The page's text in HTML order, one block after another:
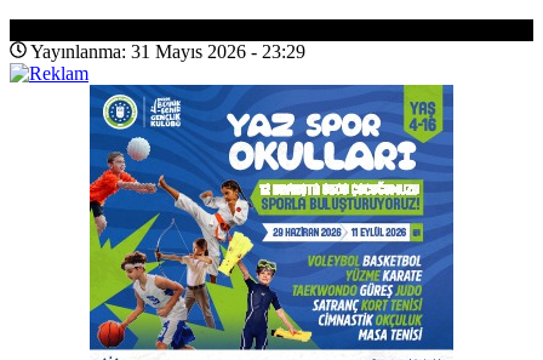
Yayınlanma: 31 Mayıs 2026 - 23:29